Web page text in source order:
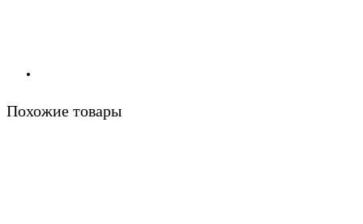
Похожие товары